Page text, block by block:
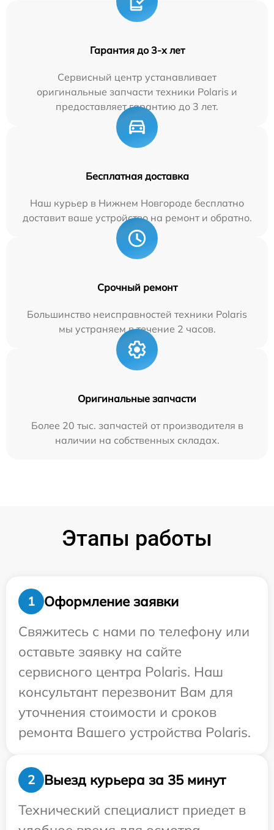
Гарантия до 3-х лет
Сервисный центр устанавливает
оригинальные запчасти техники Polaris и
предоставляет гарантию до 3 лет.
Бесплатная доставка
Наш курьер в Нижнем Новгороде бесплатно
доставит ваше устройство на ремонт и обратно.
Срочный ремонт
Большинство неисправностей техники Polaris
мы устраняем в течение 2 часов.
Оригинальные запчасти
Более 20 тыс. запчастей от производителя в
наличии на собственных складах.
Этапы работы
1
Оформление заявки
Свяжитесь с нами по телефону или
оставьте заявку на сайте
сервисного центра Polaris. Наш
консультант перезвонит Вам для
уточнения стоимости и сроков
ремонта Вашего устройства Polaris.
2
Выезд курьера за 35 минут
Технический специалист приедет в